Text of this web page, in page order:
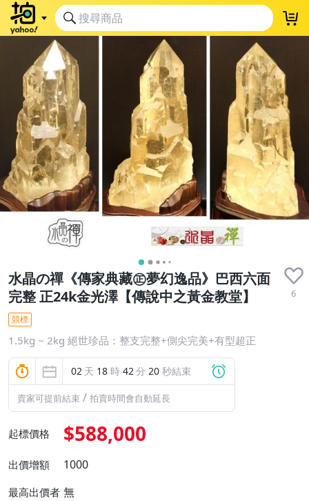
水晶の禪《傳家典藏㊣夢幻逸品》巴西六面
完整 正24k金光澤【傳說中之黃金教堂】
6
競標
1.5kg ~ 2kg 絕世珍品：整支完整+側尖完美+有型超正
02 天 18 時 42分 18 秒結束
賣家可提前結束 / 拍賣時間會自動延長
起標價格 $588,000
出價增額 1000
最高出價者 無